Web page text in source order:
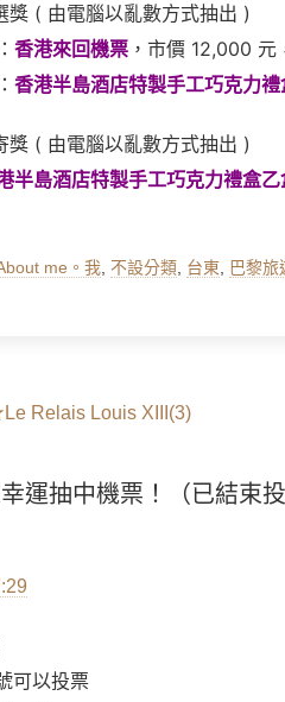
獎 ( 由電腦以亂數方式抽出 )
香港來回機票 ，市價 12,000 元
香港半島酒店特製手工巧克力
獎 ( 由電腦以亂數方式抽出 )
半島酒店特製手工巧克力禮盒乙
me。我 不設分類 台東 巴黎旅
Relais Louis XIII(3)
運抽中機票！（已結束
可以投票